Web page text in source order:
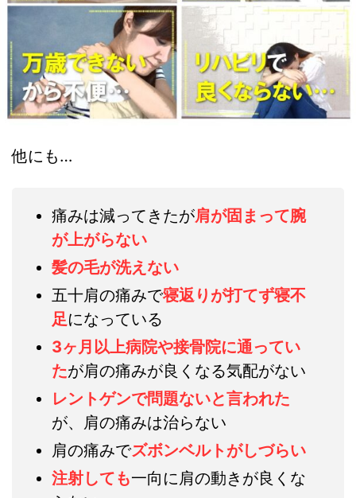
他にも…
痛みは減ってきたが肩が固まって腕
が上がらない
髪の毛が洗えない
五十肩の痛みで寝返りが打てず寝不
足になっている
3ヶ月以上病院や接骨院に通ってい
たが肩の痛みが良くなる気配がない
レントゲンで問題ないと言われた
が、肩の痛みは治らない
肩の痛みでズボンベルトがしづらい
注射しても一向に肩の動きが良くな